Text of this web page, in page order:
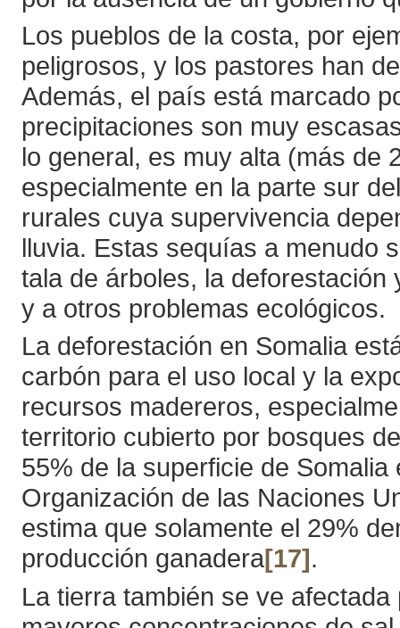
Los pueblos de la costa, por
peligrosos, y los pastores han
Además, el país está marcado
precipitaciones son muy
lo general, es muy alta (más de
especialmente en la parte sur
rurales cuya supervivencia
lluvia. Estas sequías a menudo
tala de árboles, la
y a otros problemas ecológicos.
La deforestación en Somalia
carbón para el uso local y la
recursos madereros,
territorio cubierto por bosques
55% de la superficie de
Organización de las Naciones
estima que solamente el 29%
producción ganadera[17].
La tierra también se ve